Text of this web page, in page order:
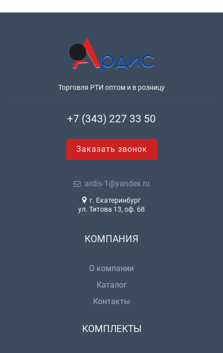
Торговля РТИ оптом и в розницу
+7 (343) 227 33 50
Заказать звонок
ardis-1@yandex.ru
г. Екатеринбург
ул. Титова 13, оф. 68
КОМПАНИЯ
О компании
Каталог
Контакты
КОМПЛЕКТЫ